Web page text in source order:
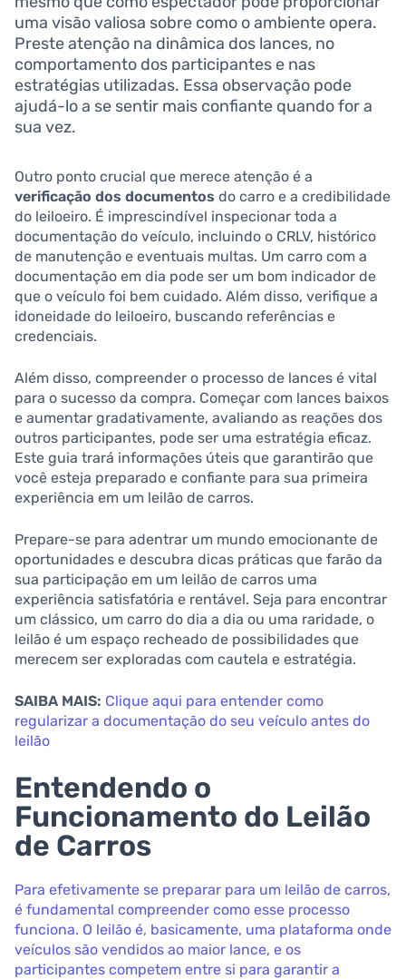
uma visão valiosa sobre como o ambiente opera.
Preste atenção na dinâmica dos lances, no
comportamento dos participantes e nas
estratégias utilizadas. Essa observação pode
ajudá-lo a se sentir mais confiante quando for a
sua vez.
Outro ponto crucial que merece atenção é a
verificação dos documentos do carro e a credibilidade
do leiloeiro. É imprescindível inspecionar toda a
documentação do veículo, incluindo o CRLV, histórico
de manutenção e eventuais multas. Um carro com a
documentação em dia pode ser um bom indicador de
que o veículo foi bem cuidado. Além disso, verifique a
idoneidade do leiloeiro, buscando referências e
credenciais.
Além disso, compreender o processo de lances é vital
para o sucesso da compra. Começar com lances baixos
e aumentar gradativamente, avaliando as reações dos
outros participantes, pode ser uma estratégia eficaz.
Este guia trará informações úteis que garantirão que
você esteja preparado e confiante para sua primeira
experiência em um leilão de carros.
Prepare-se para adentrar um mundo emocionante de
oportunidades e descubra dicas práticas que farão da
sua participação em um leilão de carros uma
experiência satisfatória e rentável. Seja para encontrar
um clássico, um carro do dia a dia ou uma raridade, o
leilão é um espaço recheado de possibilidades que
merecem ser exploradas com cautela e estratégia.
SAIBA MAIS: Clique aqui para entender como
regularizar a documentação do seu veículo antes do
leilão
Entendendo o
Funcionamento do Leilão
de Carros
Para efetivamente se preparar para um leilão de carros,
é fundamental compreender como esse processo
funciona. O leilão é, basicamente, uma plataforma onde
veículos são vendidos ao maior lance, e os
participantes competem entre si para garantir a